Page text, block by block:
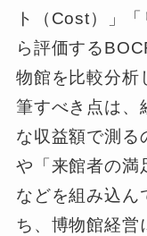
ト（Cost）」
ら評価する
物館を比較分析
筆すべき点は、
な収益額で測る
や「来館者の満
などを組み込ん
ち、博物館経営